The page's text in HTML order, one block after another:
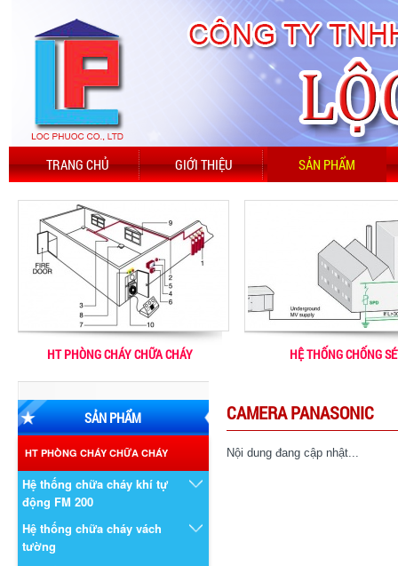
TRANG CHỦ GIỚI THIỆU SẢN PHẨM
HT PHÒNG CHÁY CHỮA CHÁY HỆ THỐNG CHỐNG
SẢN PHẨM
HT PHÒNG CHÁY CHỮA CHÁY
Hệ thống chữa cháy khí tự
động FM 200
Hệ thống chữa cháy vách
tường
CAMERA PANASONIC
Nội dung đang cập nhật...